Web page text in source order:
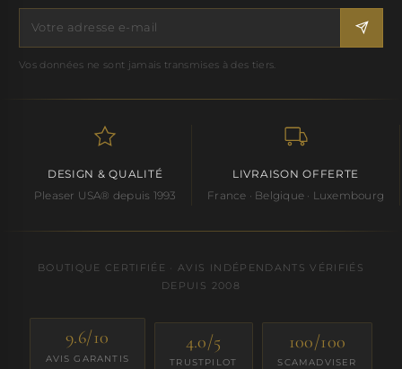
Vos données ne sont jamais transmises à des tiers.
DESIGN & QUALITÉ
Pleaser USA® depuis 1993
LIVRAISON OFFERTE
France · Belgique · Luxembourg
BOUTIQUE CERTIFIÉE · AVIS INDÉPENDANTS VÉRIFIÉS
DEPUIS 2008
9.6/10
AVIS GARANTIS
4.0/5
TRUSTPILOT
100/100
SCAMADVISER